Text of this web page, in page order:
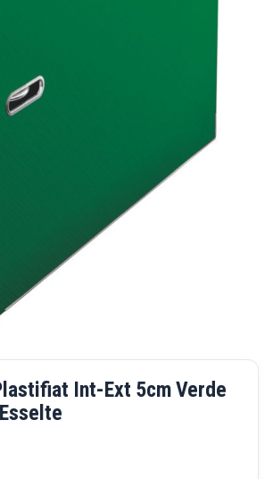
Int-Ext 5cm Verde